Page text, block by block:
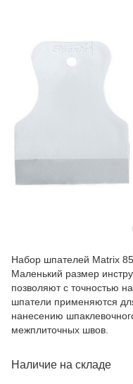
Набор шпателей Matrix
Маленький размер
позволяют с точностью
шпатели применяются
нанесению
межплиточных швов.
Наличие на складе